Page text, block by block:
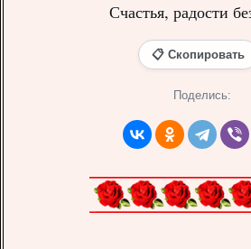
Счастья, радости
📋 Скопировать
Поделись: